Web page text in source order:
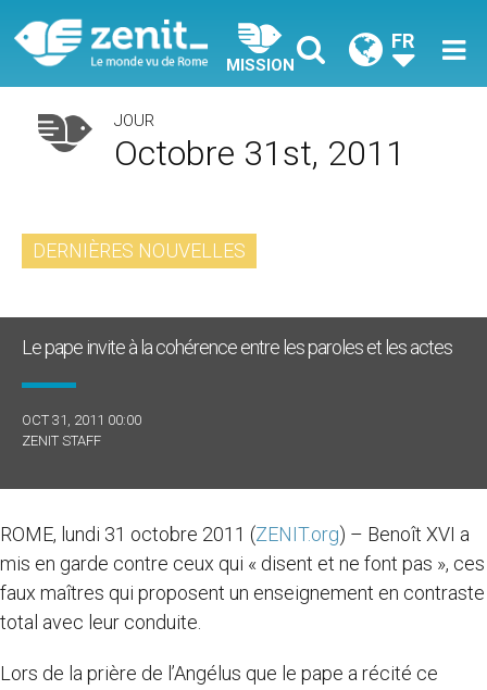
MISSION
FR
JOUR
Octobre 31st, 2011
DERNIÈRES NOUVELLES
Le pape invite à la cohérence entre les paroles et les actes
OCT 31, 2011 00:00
ZENIT STAFF
ROME, lundi 31 octobre 2011 (ZENIT.org) – Benoît XVI a
mis en garde contre ceux qui « disent et ne font pas », ces
faux maîtres qui proposent un enseignement en contraste
total avec leur conduite.
Lors de la prière de l’Angélus que le pape a récité ce